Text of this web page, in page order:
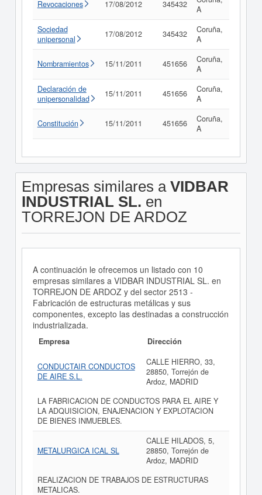
Revocaciones 17/08/2012 345432
A
Sociedad
unipersonal
17/08/2012 345432
Coruña,
A
Nombramientos 15/11/2011 451656
Coruña,
A
Declaración de
unipersonalidad
15/11/2011 451656
Coruña,
A
Constitución 15/11/2011 451656
Coruña,
A
Empresas similares a VIDBAR
INDUSTRIAL SL. en
TORREJON DE ARDOZ
A continuación le ofrecemos un listado con 10
empresas similares a VIDBAR INDUSTRIAL SL. en
TORREJON DE ARDOZ y del sector 2513 -
Fabricación de estructuras metálicas y sus
componentes, excepto las destinadas a construcción
industrializada.
Empresa Dirección
CONDUCTAIR CONDUCTOS
DE AIRE S.L.
CALLE HIERRO, 33,
28850, Torrejón de
Ardoz, MADRID
LA FABRICACION DE CONDUCTOS PARA EL AIRE Y
LA ADQUISICION, ENAJENACION Y EXPLOTACION
DE BIENES INMUEBLES.
METALURGICA ICAL SL
CALLE HILADOS, 5,
28850, Torrejón de
Ardoz, MADRID
REALIZACION DE TRABAJOS DE ESTRUCTURAS
METALICAS.